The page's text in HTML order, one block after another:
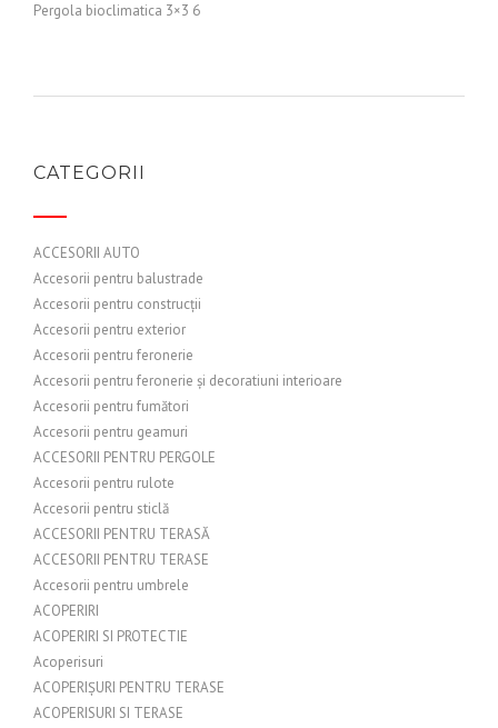
Pergola bioclimatica 3×3 6
CATEGORII
ACCESORII AUTO
Accesorii pentru balustrade
Accesorii pentru construcții
Accesorii pentru exterior
Accesorii pentru feronerie
Accesorii pentru feronerie și decoratiuni interioare
Accesorii pentru fumători
Accesorii pentru geamuri
ACCESORII PENTRU PERGOLE
Accesorii pentru rulote
Accesorii pentru sticlă
ACCESORII PENTRU TERASĂ
ACCESORII PENTRU TERASE
Accesorii pentru umbrele
ACOPERIRI
ACOPERIRI SI PROTECTIE
Acoperisuri
ACOPERIȘURI PENTRU TERASE
ACOPERISURI SI TERASE